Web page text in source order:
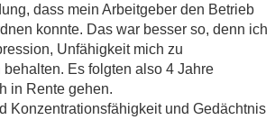
dass mein Arbeitgeber den Betrieb
konnte. Das war besser so, denn ich
Unfähigkeit mich zu
Es folgten also 4 Jahre
in Rente gehen.
Konzentrationsfähigkeit und Gedächtnis